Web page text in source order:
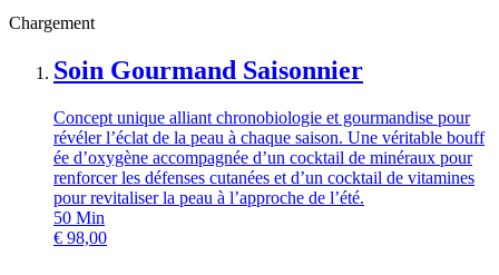
Chargement
Soin Gourmand Saisonnier
Concept unique alliant chronobiologie et gourmandise pour
révéler l’éclat de la peau à chaque saison. Une véritable bouff
ée d’oxygène accompagnée d’un cocktail de minéraux pour
renforcer les défenses cutanées et d’un cocktail de vitamines
pour revitaliser la peau à l’approche de l’été.
50 Min
€ 98,00